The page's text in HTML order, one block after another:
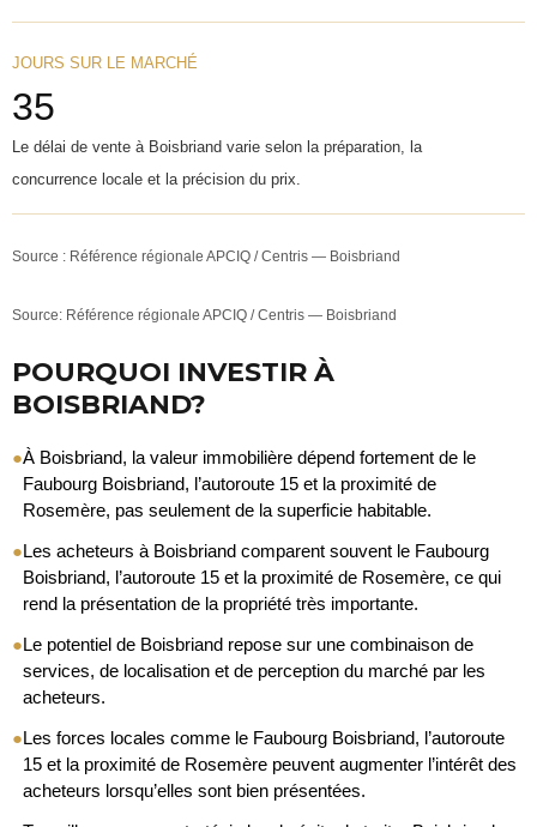
JOURS SUR LE MARCHÉ
35
Le délai de vente à Boisbriand varie selon la préparation, la
concurrence locale et la précision du prix.
Source : Référence régionale APCIQ / Centris — Boisbriand
Source: Référence régionale APCIQ / Centris — Boisbriand
POURQUOI INVESTIR À
BOISBRIAND?
●À Boisbriand, la valeur immobilière dépend fortement de le
Faubourg Boisbriand, l’autoroute 15 et la proximité de
Rosemère, pas seulement de la superficie habitable.
●Les acheteurs à Boisbriand comparent souvent le Faubourg
Boisbriand, l’autoroute 15 et la proximité de Rosemère, ce qui
rend la présentation de la propriété très importante.
●Le potentiel de Boisbriand repose sur une combinaison de
services, de localisation et de perception du marché par les
acheteurs.
●Les forces locales comme le Faubourg Boisbriand, l’autoroute
15 et la proximité de Rosemère peuvent augmenter l’intérêt des
acheteurs lorsqu’elles sont bien présentées.